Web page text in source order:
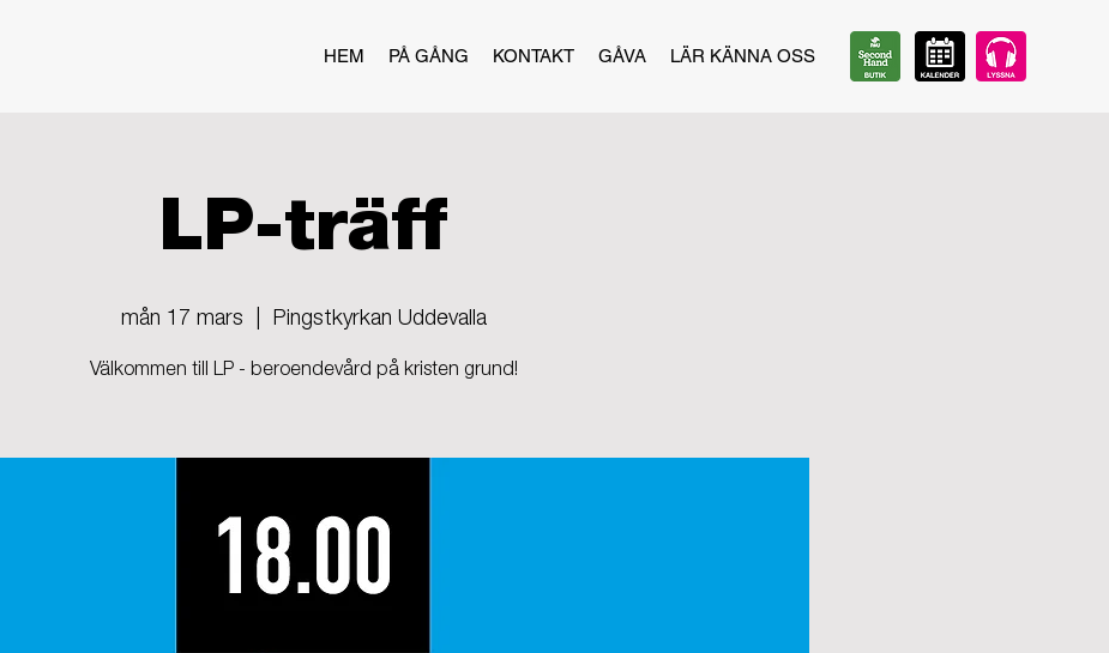
HEM PÅ GÅNG KONTAKT GÅVA LÄR KÄNNA OSS
LP-träff
mån 17 mars Pingstkyrkan Uddevalla
Välkommen till LP - beroendevård på kristen grund!